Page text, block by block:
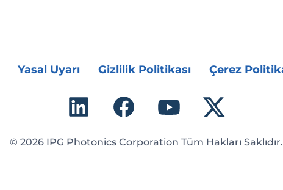
Yasal Uyarı Gizlilik Politikası Çerez
© 2026 IPG Photonics Corporation Tüm Hakları Saklıdır.